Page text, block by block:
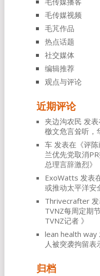
毛传媒视频
毛芃作品
热点话题
社交媒体
编辑推荐
观点与评论
近期评论
夹边沟农民 发
檄文危言耸听，
车发表在《评
兰优先党取消
总理言辞激烈》
ExoWatts 发表
或推动太平洋安
Thrivecrafter发
TVNZ每周定期
TVNZ记者 》
lean health way
人被突袭拘留表
归档